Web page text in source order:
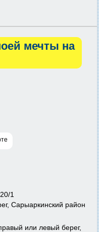
мечты на
1
Сарыаркинский район
или левый берег,